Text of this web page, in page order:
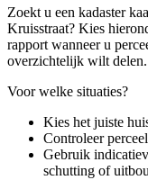
Zoekt u een kadaster
Kruisstraat? Kies
rapport wanneer u
overzichtelijk wilt delen.
Voor welke situaties?
Kies het juiste
Controleer
Gebruik
schutting of